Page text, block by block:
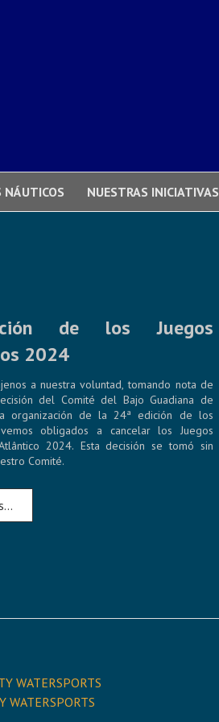
NÁUTICOS NUESTRAS INICIATIVAS
de los Juegos
2024
a nuestra voluntad, tomando nota de
del Comité del Bajo Guadiana de
organización de la 24ª edición de los
obligados a cancelar los Juegos
2024. Esta decisión se tomó sin
Comité.
WATERSPORTS
WATERSPORTS